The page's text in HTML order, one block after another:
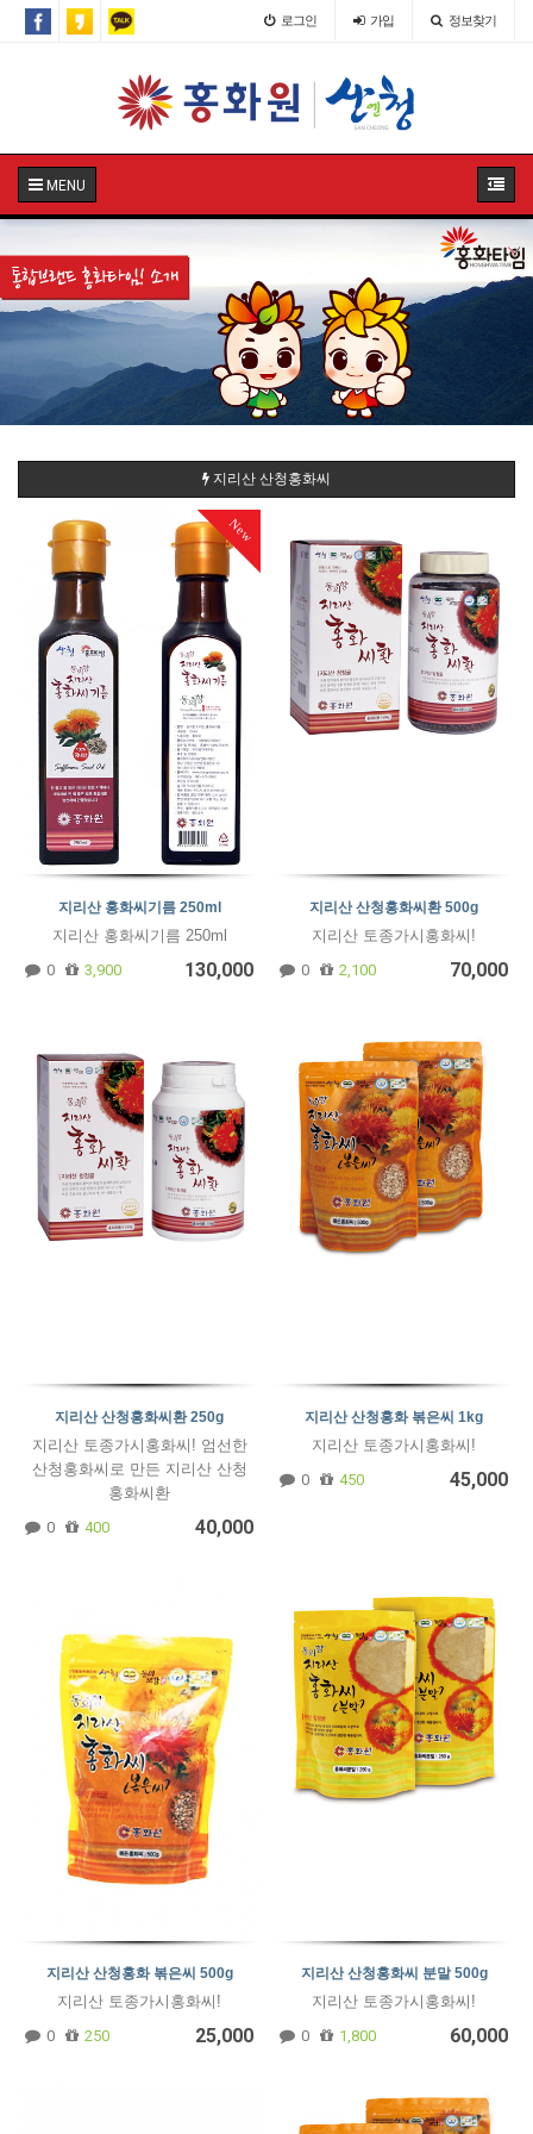
로그인 가입 정보찾기
MENU
지리산 산청홍화씨
New
지리산 홍화씨기름 250ml
지리산 홍화씨기름 250ml
0
3,900 130,000
지리산 산청홍화씨환 500g
지리산 토종가시홍화씨!
0
2,100 70,000
지리산 산청홍화씨환 250g
지리산 토종가시홍화씨! 엄선한
산청홍화씨로 만든 지리산 산청
홍화씨환
0
400 40,000
지리산 산청홍화 볶은씨 1kg
지리산 토종가시홍화씨!
0
450 45,000
지리산 산청홍화 볶은씨 500g
지리산 토종가시홍화씨!
0
250 25,000
지리산 산청홍화씨 분말 500g
지리산 토종가시홍화씨!
0
1,800 60,000